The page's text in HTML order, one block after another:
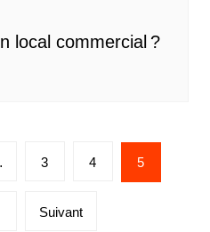
local commercial ?
3 4 5
Suivant